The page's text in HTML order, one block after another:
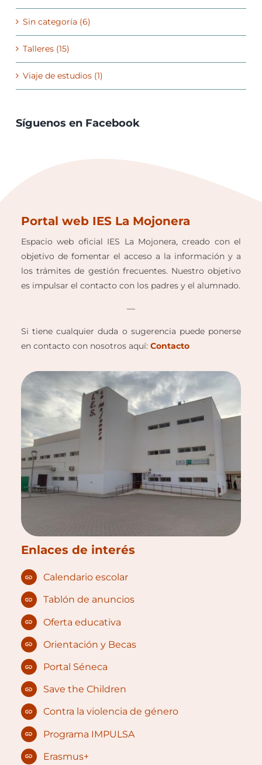
Sin categoría (6)
Talleres (15)
Viaje de estudios (1)
Síguenos en Facebook
Portal web IES La Mojonera
Espacio web oficial IES La Mojonera, creado con el
objetivo de fomentar el acceso a la información y a
los trámites de gestión frecuentes. Nuestro objetivo
es impulsar el contacto con los padres y el alumnado.
—
Si tiene cualquier duda o sugerencia puede ponerse
en contacto con nosotros aquí: Contacto
Enlaces de interés
Calendario escolar
Tablón de anuncios
Oferta educativa
Orientación y Becas
Portal Séneca
Save the Children
Contra la violencia de género
Programa IMPULSA
Erasmus+